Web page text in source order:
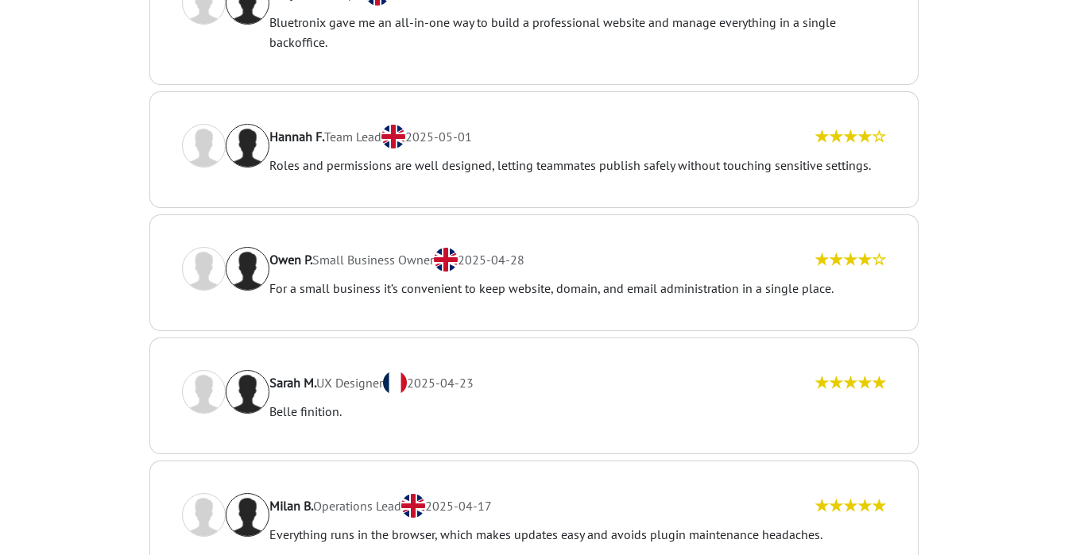
Bluetronix gave me an all-in-one way to build a professional website and manage everything in a single
backoffice.
Hannah F.Team Lead 2025-05-01 ★★★★☆
Roles and permissions are well designed, letting teammates publish safely without touching sensitive settings.
Owen P.Small Business Owner 2025-04-28 ★★★★☆
For a small business it’s convenient to keep website, domain, and email administration in a single place.
Sarah M.UX Designer 2025-04-23 ★★★★★
Belle finition.
Milan B.Operations Lead 2025-04-17 ★★★★★
Everything runs in the browser, which makes updates easy and avoids plugin maintenance headaches.